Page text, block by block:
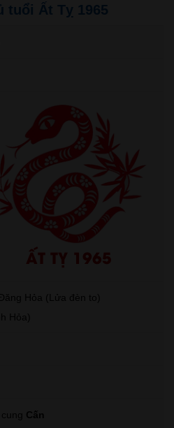
tuổi Ất Tỵ 1965
ẤT TỴ 1965
Hỏa (Lửa đèn to)
Hỏa)
cung Cấn